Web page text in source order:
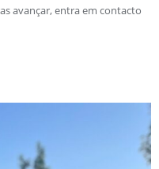
avançar, entra em contacto